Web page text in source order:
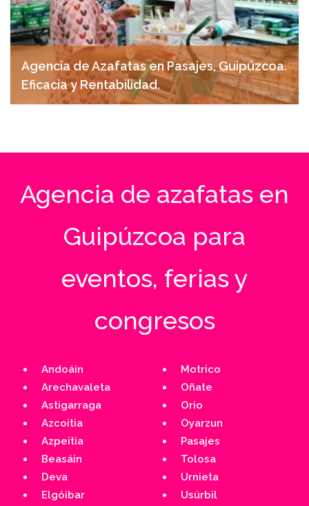
Agencia de Azafatas en Pasajes, Guipúzcoa.
Eficacia y Rentabilidad.
Agencia de azafatas en
Guipúzcoa para
eventos, ferias y
congresos
Andoáin
Arechavaleta
Astigarraga
Azcoitia
Azpeitia
Beasáin
Deva
Elgóibar
Motrico
Oñate
Orio
Oyarzun
Pasajes
Tolosa
Urnieta
Usúrbil